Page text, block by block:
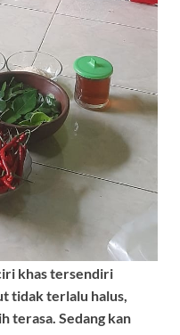
khas tersendiri
tidak terlalu halus,
terasa. Sedang kan